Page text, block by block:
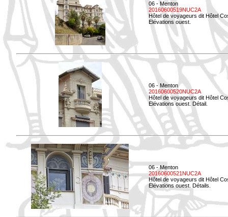
06 - Menton
20160600519NUC2A
Hôtel de voyageurs dit Hôtel
Elévations ouest.
06 - Menton
20160600520NUC2A
Hôtel de voyageurs dit Hôtel
Elévations ouest. Détail.
06 - Menton
20160600521NUC2A
Hôtel de voyageurs dit Hôtel
Elévations ouest. Détails.